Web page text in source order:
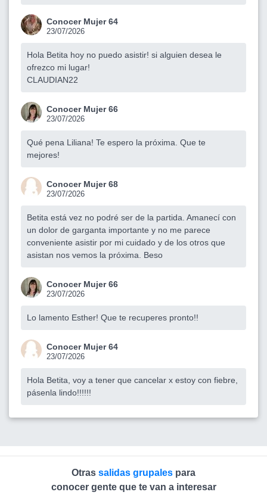
Conocer Mujer 64
23/07/2026
Hola Betita hoy no puedo asistir! si alguien desea le
ofrezco mi lugar!
CLAUDIAN22
Conocer Mujer 66
23/07/2026
Qué pena Liliana! Te espero la próxima. Que te
mejores!
Conocer Mujer 68
23/07/2026
Betita está vez no podré ser de la partida. Amanecí con
un dolor de garganta importante y no me parece
conveniente asistir por mi cuidado y de los otros que
asistan nos vemos la próxima. Beso
Conocer Mujer 66
23/07/2026
Lo lamento Esther! Que te recuperes pronto!!
Conocer Mujer 64
23/07/2026
Hola Betita, voy a tener que cancelar x estoy con fiebre,
pásenla lindo!!!!!!
Otras salidas grupales para
conocer gente que te van a interesar